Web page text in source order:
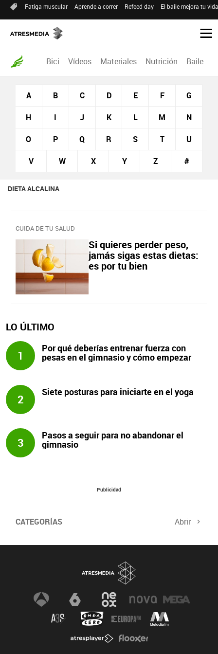
Fatiga muscular Aprende a correr Refeed day El baile mejora tu
Bici Vídeos Materiales Nutrición Baile
A B C D E F G
H I J K L M N
O P Q R S T U
V W X Y Z #
DIETA ALCALINA
CUIDA DE TU SALUD
Si quieres perder peso,
jamás sigas estas dietas:
es por tu bien
LO ÚLTIMO
1
Por qué deberías entrenar fuerza con
pesas en el gimnasio y cómo empezar
2
Siete posturas para iniciarte en el yoga
3
Pasos a seguir para no abandonar el
gimnasio
Publicidad
CATEGORÍAS Abrir
Salud sexual El tiempo Viajes y planes
Champions Últimas noticias
Nutrición Gastronomía Recetas de cocina
Trabaja los glúteos Suelo pélvico
Dietas sanas